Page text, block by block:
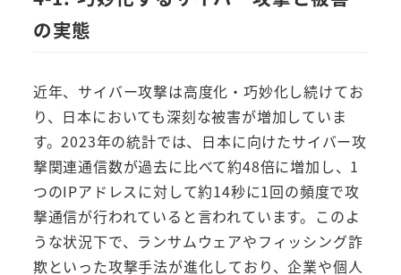
の実態
近年、サイバー攻撃は高度化・巧妙化し続けてお
り、日本においても深刻な被害が増加していま
す。2023年の統計では、日本に向けたサイバー攻
撃関連通信数が過去に比べて約48倍に増加し、1
つのIPアドレスに対して約14秒に1回の頻度で攻
撃通信が行われていると言われています。このよ
うな状況下で、ランサムウェアやフィッシング詐
欺といった攻撃手法が進化しており、企業や個人